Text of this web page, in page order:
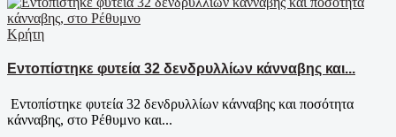
Κρήτη
Εντοπίστηκε φυτεία 32 δενδρυλλίων κάνναβης και...
Εντοπίστηκε φυτεία 32 δενδρυλλίων κάνναβης και ποσότητα
κάνναβης, στο Ρέθυμνο και...